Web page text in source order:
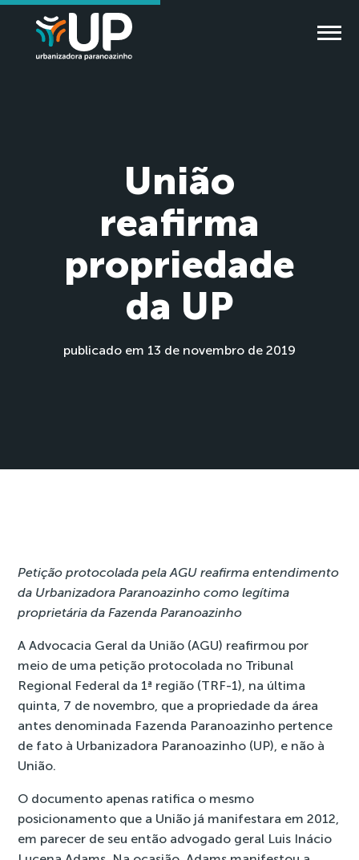
União
reafirma
propriedade
da UP
publicado em 13 de novembro de 2019
Petição protocolada pela AGU reafirma entendimento
da Urbanizadora Paranoazinho como legítima
proprietária da Fazenda Paranoazinho
A Advocacia Geral da União (AGU) reafirmou por
meio de uma petição protocolada no Tribunal
Regional Federal da 1ª região (TRF-1), na última
quinta, 7 de novembro, que a propriedade da área
antes denominada Fazenda Paranoazinho pertence
de fato à Urbanizadora Paranoazinho (UP), e não à
União.
O documento apenas ratifica o mesmo
posicionamento que a União já manifestara em 2012,
em parecer de seu então advogado geral Luis Inácio